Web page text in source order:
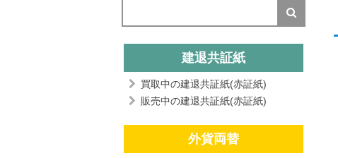
建退共証紙
買取中の建退共証紙(赤証紙)
販売中の建退共証紙(赤証紙)
外貨両替